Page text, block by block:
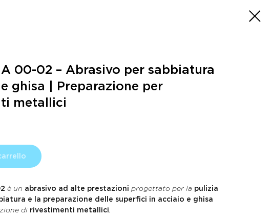
00-02 – Abrasivo per sabbiatura
ghisa | Preparazione per
metallici
è un abrasivo ad alte prestazioni progettato per la pulizia
e la preparazione delle superfici in acciaio e ghisa
di rivestimenti metallici.